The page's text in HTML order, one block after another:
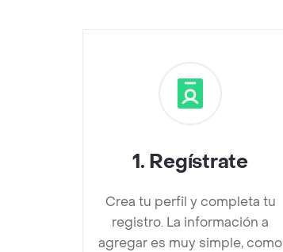
1. Regístrate
Crea tu perfil y completa tu
registro. La información a
agregar es muy simple, como